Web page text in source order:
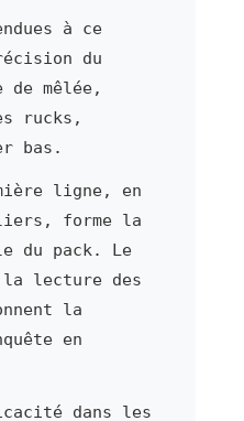
à ce
du
mêlée,
rucks,
bas.
ligne, en
forme la
du pack. Le
lecture des
la
en
dans les